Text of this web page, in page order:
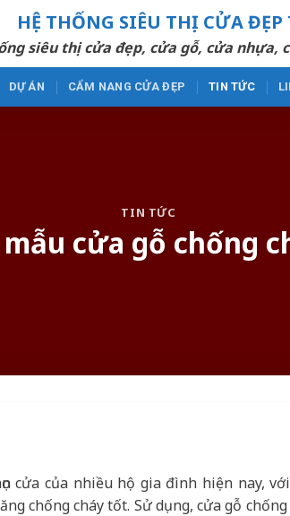
HỆ THỐNG SIÊU THỊ CỬA ĐẸP
siêu thị cửa đẹp, cửa gỗ, cửa nhựa,
DỰ ÁN CẨM NANG CỬA ĐẸP TIN TỨC
TIN TỨC
cửa gỗ chống
cửa của nhiều hộ gia đình hiện nay,
chống cháy tốt. Sử dụng, cửa gỗ chống